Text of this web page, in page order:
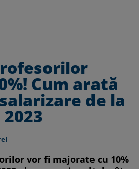
Cum arată
de la
vor fi majorate cu 10%